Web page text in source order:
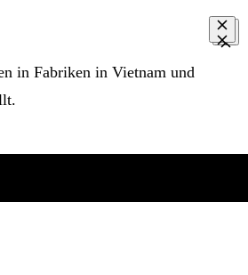
in Fabriken in Vietnam und